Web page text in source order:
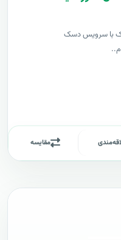
با سرویس دسک
مقایسه